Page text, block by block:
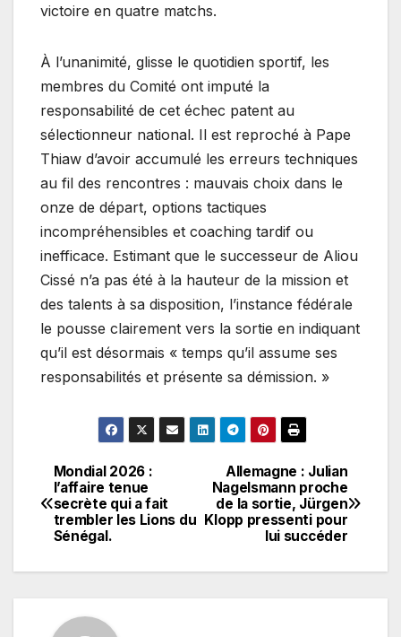
victoire en quatre matchs.
À l’unanimité, glisse le quotidien sportif, les
membres du Comité ont imputé la
responsabilité de cet échec patent au
sélectionneur national. Il est reproché à Pape
Thiaw d’avoir accumulé les erreurs techniques
au fil des rencontres : mauvais choix dans le
onze de départ, options tactiques
incompréhensibles et coaching tardif ou
inefficace. Estimant que le successeur de Aliou
Cissé n’a pas été à la hauteur de la mission et
des talents à sa disposition, l’instance fédérale
le pousse clairement vers la sortie en indiquant
qu’il est désormais « temps qu’il assume ses
responsabilités et présente sa démission. »
Navigation
de
l’article
Allemagne : Julian
Nagelsmann proche
de la sortie, Jürgen
Klopp pressenti pour
lui succéder
Mondial 2026 :
l’affaire tenue
secrète qui a fait
trembler les Lions du
Sénégal.